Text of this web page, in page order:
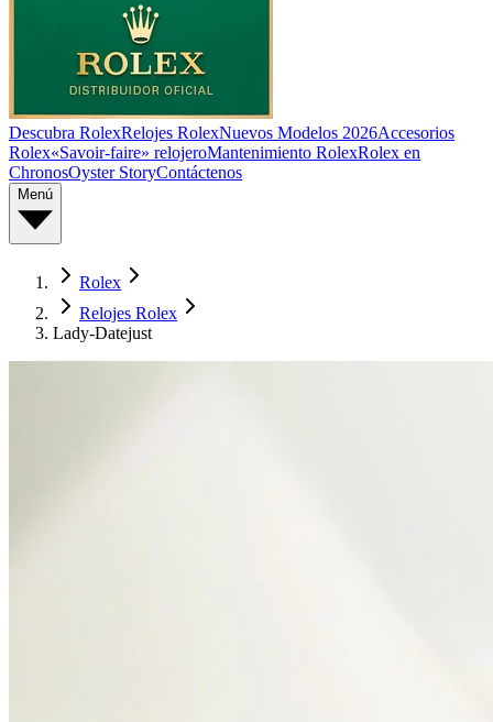
Descubra RolexRelojes RolexNuevos Modelos 2026Accesorios
Rolex«Savoir-faire» relojeroMantenimiento RolexRolex en
ChronosOyster StoryContáctenos
Menú
Rolex
Relojes Rolex
Lady-Datejust